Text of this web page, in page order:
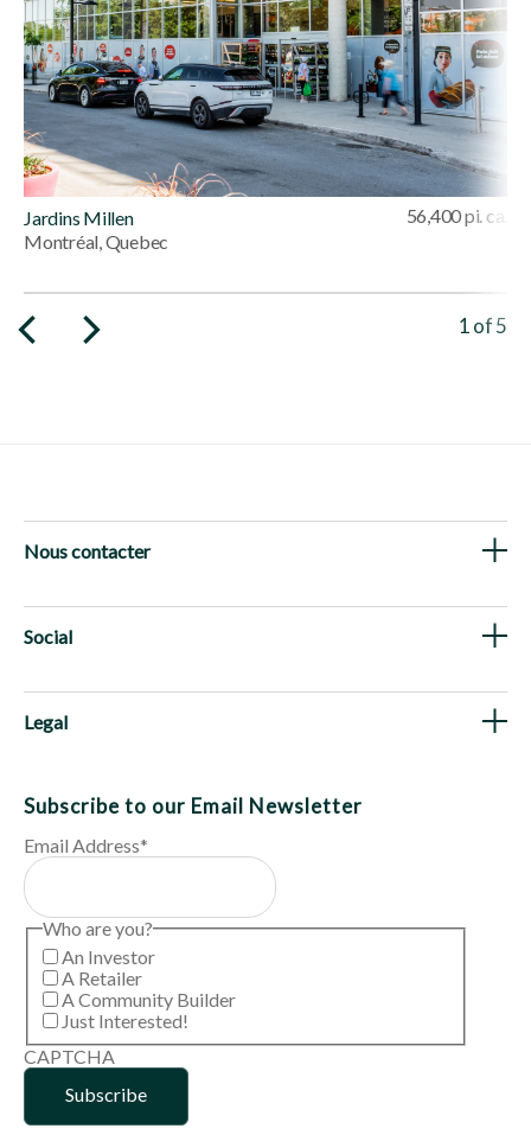
Viewing
1of5
Jardins Millen
Montréal, Quebec
56,400 pi. ca.
Nous contacter
Social
Legal
Subscribe to our Email Newsletter
Email Address*
Who are you?
An Investor
A Retailer
A Community Builder
Just Interested!
CAPTCHA